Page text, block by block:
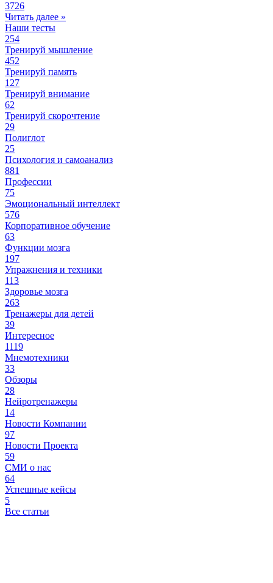
3726
Читать далее »
Наши тесты
254
Тренируй мышление
452
Тренируй память
127
Тренируй внимание
62
Тренируй скорочтение
29
Полиглот
25
Психология и самоанализ
881
Профессии
75
Эмоциональный интеллект
576
Корпоративное обучение
63
Функции мозга
197
Упражнения и техники
113
Здоровье мозга
263
Тренажеры для детей
39
Интересное
1119
Мнемотехники
33
Обзоры
28
Нейротренажеры
14
Новости Компании
97
Новости Проекта
59
СМИ о нас
64
Успешные кейсы
5
Все статьи